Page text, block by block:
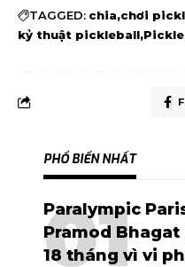
TAGGED: chia chơi
kỷ thuật pickleball
PHỔ BIẾN NHẤT
Paralympic
Pramod Bhagat
18 tháng vì vi